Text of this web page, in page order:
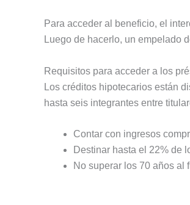
Para acceder al beneficio, el
Luego de hacerlo, un empelado
Requisitos para acceder a los
Los créditos hipotecarios están
hasta seis integrantes entre
Contar con ingresos
Destinar hasta el 22% de
No superar los 70 años al